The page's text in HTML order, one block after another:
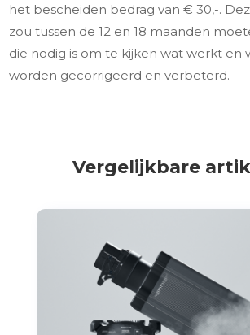
het bescheiden bedrag van € 30,-.
zou tussen de 12 en 18 maanden
die nodig is om te kijken wat werkt en
worden gecorrigeerd en verbeterd.
Vergelijkbare